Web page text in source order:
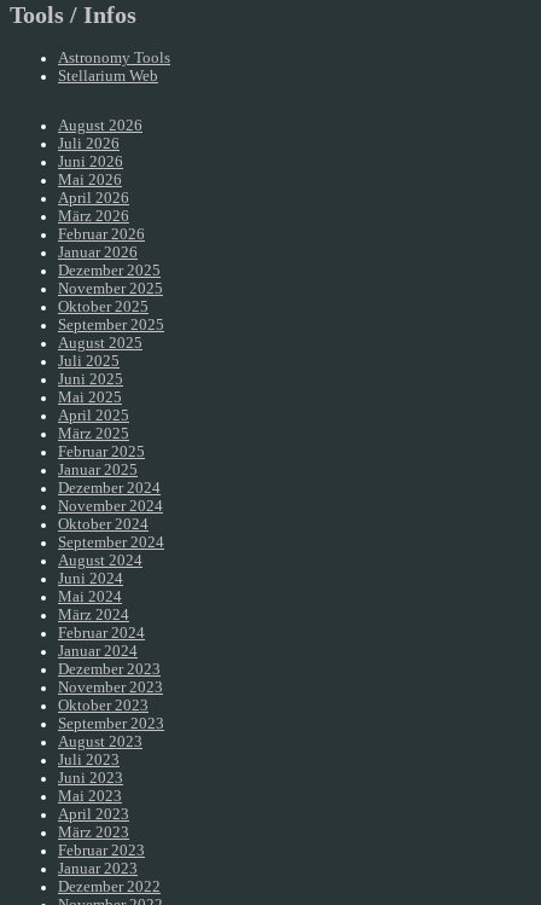
Tools / Infos
Astronomy Tools
Stellarium Web
August 2026
Juli 2026
Juni 2026
Mai 2026
April 2026
März 2026
Februar 2026
Januar 2026
Dezember 2025
November 2025
Oktober 2025
September 2025
August 2025
Juli 2025
Juni 2025
Mai 2025
April 2025
März 2025
Februar 2025
Januar 2025
Dezember 2024
November 2024
Oktober 2024
September 2024
August 2024
Juni 2024
Mai 2024
März 2024
Februar 2024
Januar 2024
Dezember 2023
November 2023
Oktober 2023
September 2023
August 2023
Juli 2023
Juni 2023
Mai 2023
April 2023
März 2023
Februar 2023
Januar 2023
Dezember 2022